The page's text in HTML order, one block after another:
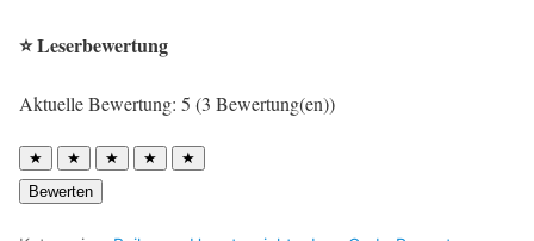
⭐ Leserbewertung
Aktuelle Bewertung: 5 (3 Bewertung(en))
★ ★ ★ ★
★
Bewerten